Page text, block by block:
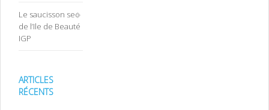
Le saucisson sec
de l’Ile de Beauté
IGP
ARTICLES
RÉCENTS